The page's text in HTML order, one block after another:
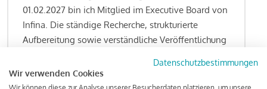
01.02.2027 bin ich Mitglied im Executive Board von
Infina. Die ständige Recherche, strukturierte
Aufbereitung sowie verständliche Veröffentlichung
Kreditgeschäft gehören zu den wesentlichen
Schwerpunktsetzungen meiner Funktion.
Datenschutzbestimmungen
Wir verwenden Cookies